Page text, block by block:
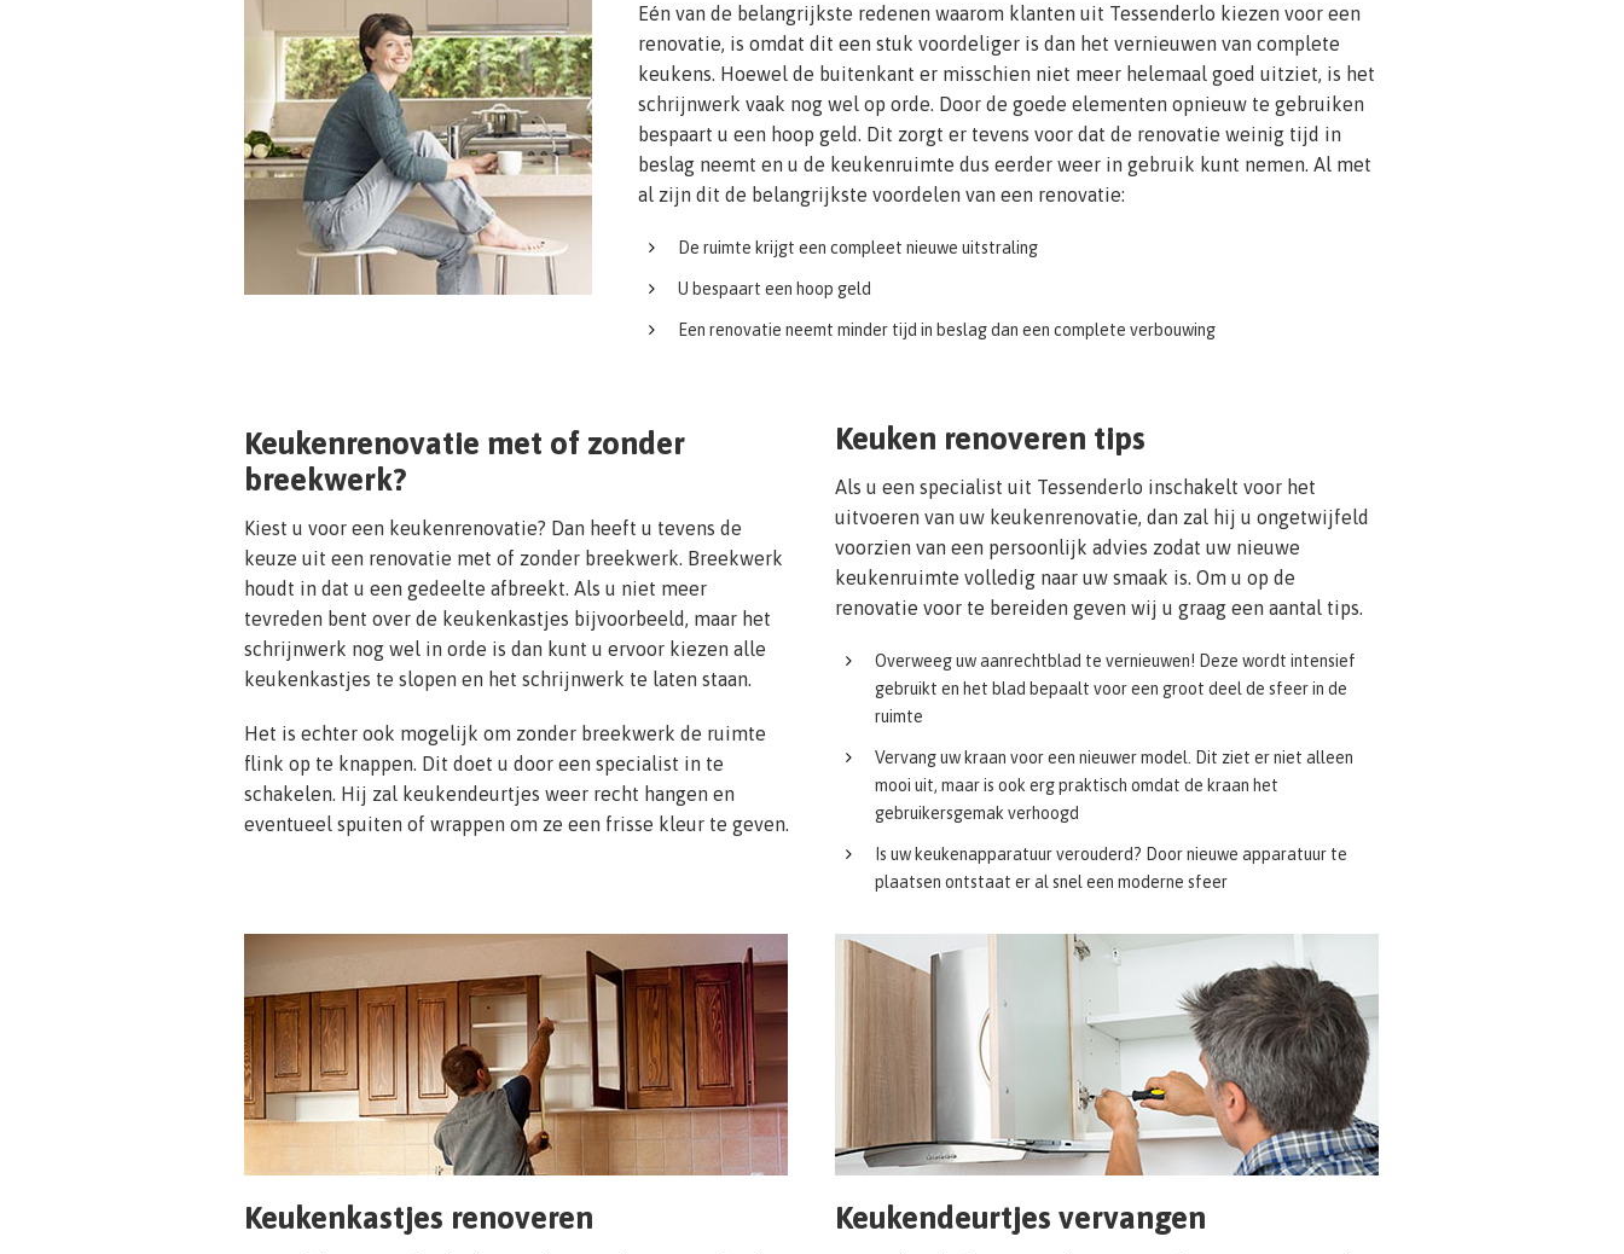
Eén van de belangrijkste redenen waarom klanten uit Tessenderlo kiezen voor een
renovatie, is omdat dit een stuk voordeliger is dan het vernieuwen van complete
keukens. Hoewel de buitenkant er misschien niet meer helemaal goed uitziet, is het
schrijnwerk vaak nog wel op orde. Door de goede elementen opnieuw te gebruiken
bespaart u een hoop geld. Dit zorgt er tevens voor dat de renovatie weinig tijd in
beslag neemt en u de keukenruimte dus eerder weer in gebruik kunt nemen. Al met
al zijn dit de belangrijkste voordelen van een renovatie:
De ruimte krijgt een compleet nieuwe uitstraling
U bespaart een hoop geld
Een renovatie neemt minder tijd in beslag dan een complete verbouwing
Keukenrenovatie met of zonder
breekwerk?
Kiest u voor een keukenrenovatie? Dan heeft u tevens de
keuze uit een renovatie met of zonder breekwerk. Breekwerk
houdt in dat u een gedeelte afbreekt. Als u niet meer
tevreden bent over de keukenkastjes bijvoorbeeld, maar het
schrijnwerk nog wel in orde is dan kunt u ervoor kiezen alle
keukenkastjes te slopen en het schrijnwerk te laten staan.
Het is echter ook mogelijk om zonder breekwerk de ruimte
flink op te knappen. Dit doet u door een specialist in te
schakelen. Hij zal keukendeurtjes weer recht hangen en
eventueel spuiten of wrappen om ze een frisse kleur te geven.
Keuken renoveren tips
Als u een specialist uit Tessenderlo inschakelt voor het
uitvoeren van uw keukenrenovatie, dan zal hij u ongetwijfeld
voorzien van een persoonlijk advies zodat uw nieuwe
keukenruimte volledig naar uw smaak is. Om u op de
renovatie voor te bereiden geven wij u graag een aantal tips.
Overweeg uw aanrechtblad te vernieuwen! Deze wordt intensief
gebruikt en het blad bepaalt voor een groot deel de sfeer in de
ruimte
Vervang uw kraan voor een nieuwer model. Dit ziet er niet alleen
mooi uit, maar is ook erg praktisch omdat de kraan het
gebruikersgemak verhoogd
Is uw keukenapparatuur verouderd? Door nieuwe apparatuur te
plaatsen ontstaat er al snel een moderne sfeer
Keukenkastjes renoveren Keukendeurtjes vervangen